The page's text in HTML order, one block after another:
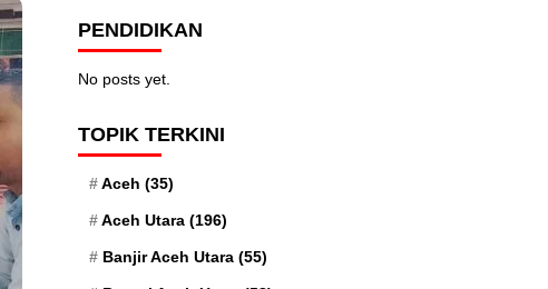
PENDIDIKAN
No posts yet.
TOPIK TERKINI
Aceh (35)
Aceh Utara (196)
Banjir Aceh Utara (55)